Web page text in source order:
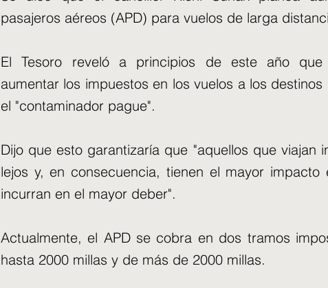
pasajeros aéreos (APD) para vuelos de larga
El Tesoro reveló a principios de este año que
aumentar los impuestos en los vuelos a los
el "contaminador pague".
Dijo que esto garantizaría que "aquellos que viajan
lejos y, en consecuencia, tienen el mayor impacto
incurran en el mayor deber".
Actualmente, el APD se cobra en dos tramos
hasta 2000 millas y de más de 2000 millas.